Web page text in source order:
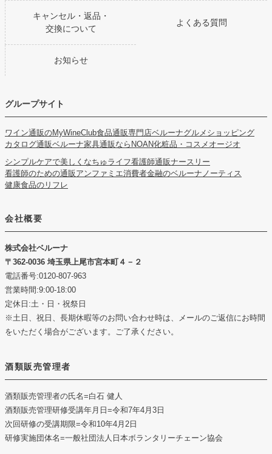
キャンセル・返品・
交換について
よくある質問
お知らせ
グループサイト
ワイン通販のMyWineClub食品通販専門店ベルーナグルメショッピング
カタログ通販ベルーナ家具通販ならNOAN化粧品・コスメオージオ
シンプルケアで美しくなちゅライフ看護師通販ナースリー
看護師のための通販アンファミエ消費者金融のベルーナノーティス
健康食品のリフレ
会社概要
株式会社ベルーナ
362-0036 埼玉県上尾市宮本町４－２
電話番号:0120-807-963
営業時間:9:00-18:00
定休日:土・日・祝祭日
※土日、祝日、長期休暇等のお問い合わせ時は、メールのご返信にお時間
をいただく場合がございます。ご了承ください。
酒類販売管理者
酒類販売管理者の氏名=白石 健人
酒類販売管理研修受講年月日 =令和7年4月3日
次回研修の受講期限=令和10年4月2日
研修実施団体名=一般社団法人日本ボランタリーチェーン協会